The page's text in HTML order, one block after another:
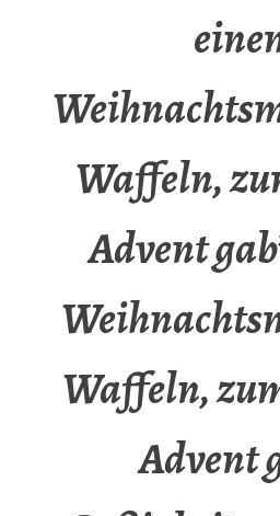
Waffeln,
Advent
Waffeln,
Advent